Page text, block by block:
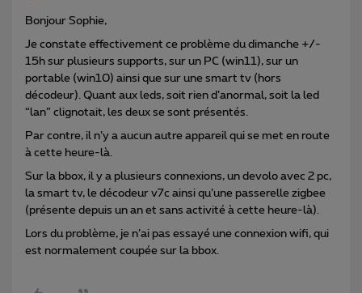
Bonjour Sophie,
Je constate effectivement ce problème du dimanche +/-
15h sur plusieurs supports, sur un PC (win11), sur un
portable (win10) ainsi que sur une smart tv (hors
décodeur). Quant aux leds, soit rien d’anormal, soit la led
“lan” clignotait, les deux se sont présentés.
Par contre, il n’y a aucun autre appareil qui se met en route
à cette heure-là.
Sur la bbox, il y a plusieurs connexions, un devolo avec 2 pc,
la smart tv, le décodeur v7c ainsi qu’une passerelle zigbee
(présente depuis un an et sans activité à cette heure-là).
Lors du problème, je n’ai pas essayé une connexion wifi, qui
est normalement coupée sur la bbox.